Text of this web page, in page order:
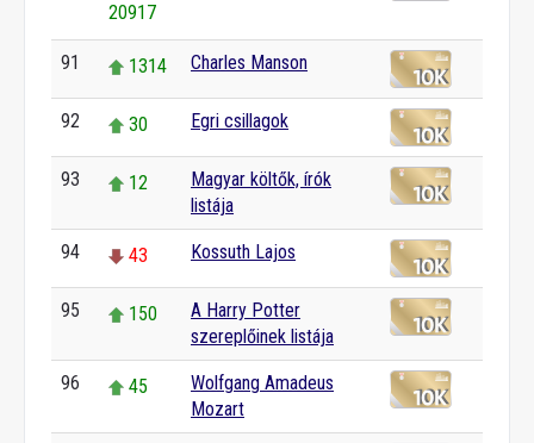
20917
91 1314 Charles Manson
92 30 Egri csillagok
93 12
Magyar költők, írók
listája
94 43 Kossuth Lajos
95 150
A Harry Potter
szereplőinek listája
96 45
Wolfgang Amadeus
Mozart